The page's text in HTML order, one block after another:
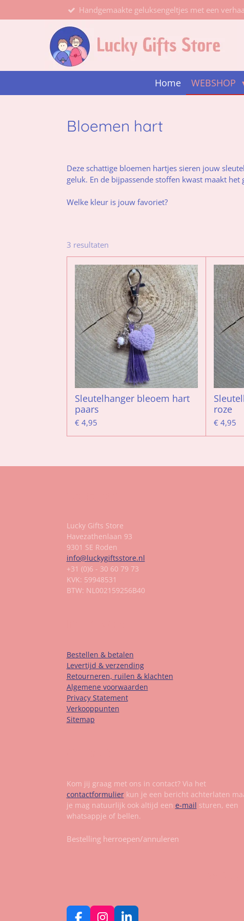
direct
hoofdinhoud
Handgemaakte geluksengeltjes met een
Home WEBSHOP
Bloemen hart
Deze schattige bloemen hartjes sieren jouw
geluk. En de bijpassende stoffen kwast maakt het
Welke kleur is jouw favoriet?
3 resultaten
Sleutelhanger bleoem hart
paars
€ 4,95
roze
€ 4,95
Lucky Gifts Store
Havezathenlaan 93
9301 SE Roden
info@luckygiftsstore.nl
+31 (0)6 - 30 60 79 73
KVK: 59948531
BTW: NL002159256B40
Bestellen & betalen
Levertijd & verzending
Retourneren, ruilen & klachten
Algemene voorwaarden
Privacy Statement
Verkooppunten
Sitemap
Kom jij graag met ons in contact? Via het
contactformulierkun je een bericht achterlaten
je mag natuurlijk ook altijd een e-mail sturen, een
whatsappje of bellen.
Bestelling herroepen/annuleren